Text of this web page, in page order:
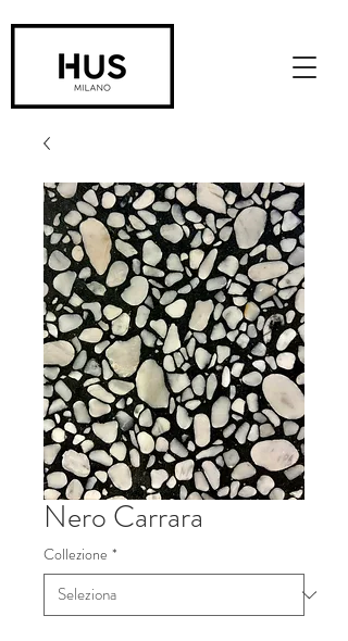
Nero Carrara
Collezione *